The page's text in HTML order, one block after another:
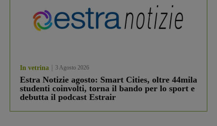
In vetrina 3 Agosto 2026
Estra Notizie agosto: Smart Cities, oltre 44mila
studenti coinvolti, torna il bando per lo sport e
debutta il podcast Estrair